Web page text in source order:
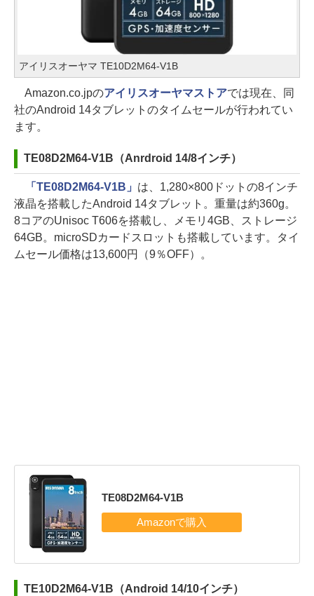
アイリスオーヤマ TE10D2M64-V1B
Amazon.co.jpのアイリスオーヤマストアでは現在、同
社のAndroid 14タブレットのタイムセールが行われてい
ます。
TE08D2M64-V1B（Anrdroid 14/8インチ）
「TE08D2M64-V1B」 は、1,280×800ドットの8インチ
液晶を搭載したAndroid 14タブレット。重量は約360g。
8コアのUnisoc T606を搭載し、メモリ4GB、ストレージ
64GB。microSDカードスロットも搭載しています。タイ
ムセール価格は13,600円（9％OFF）。
TE08D2M64-V1B
TE10D2M64-V1B（Android 14/10インチ）